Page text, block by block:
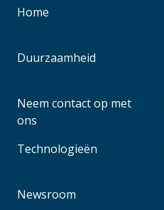
Home
Duurzaamheid
Neem contact op met
ons
Technologieën
Newsroom